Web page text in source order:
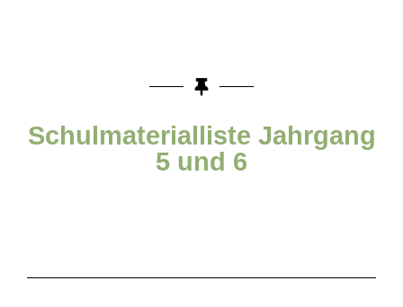
Schulmaterialliste Jahrgang
5 und 6